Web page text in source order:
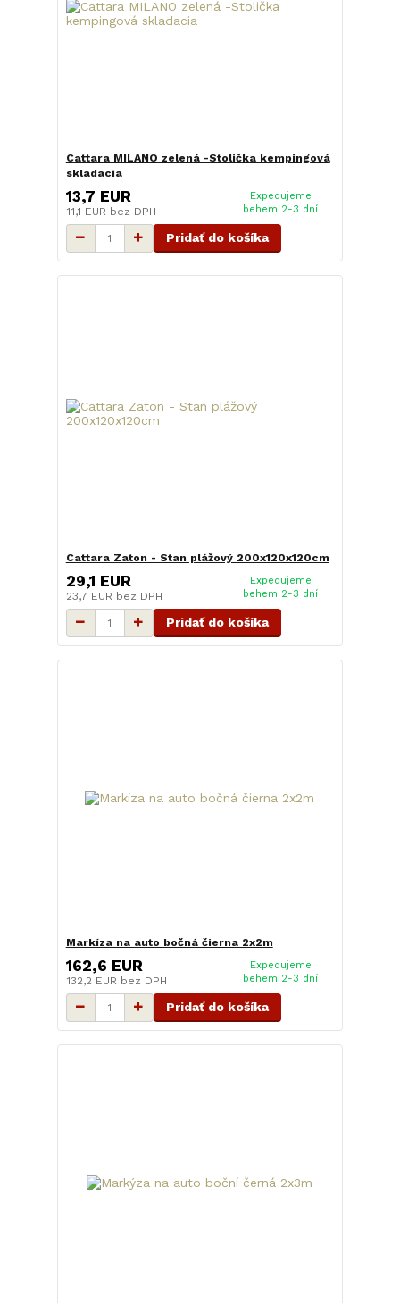
Cattara MILANO zelená -Stolička kempingová
skladacia
13,7 EUR
11,1 EUR bez DPH
Expedujeme
behem 2-3 dní
Pridať do košíka
Cattara Zaton - Stan plážový 200x120x120cm
29,1 EUR
23,7 EUR bez DPH
Expedujeme
behem 2-3 dní
Pridať do košíka
Markíza na auto bočná čierna 2x2m
162,6 EUR
132,2 EUR bez DPH
Expedujeme
behem 2-3 dní
Pridať do košíka